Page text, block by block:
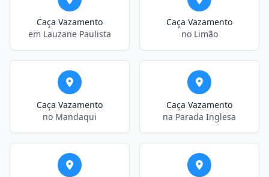
Caça Vazamento
em Lauzane Paulista
Caça Vazamento
no Limão
Caça Vazamento
no Mandaqui
Caça Vazamento
na Parada Inglesa